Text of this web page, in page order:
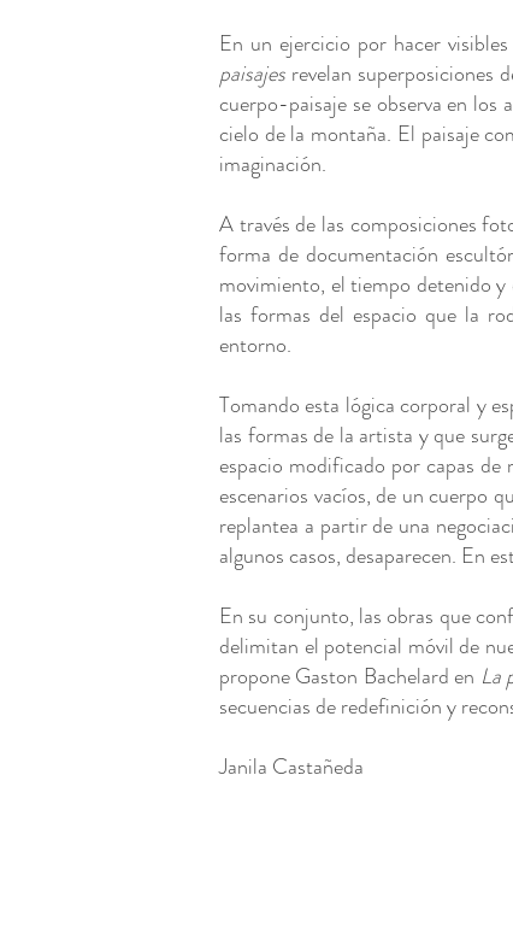
En un ejercicio por hacer
paisajes revelan superposiciones
cuerpo-paisaje se observa en los
cielo de la montaña. El paisaje
imaginación.
A través de las composiciones
forma de documentación
movimiento, el tiempo detenido y
las formas del espacio que la
entorno.
Tomando esta lógica corporal y
las formas de la artista y que
espacio modificado por capas de
escenarios vacíos, de un cuerpo
replantea a partir de una
algunos casos, desaparecen. En
En su conjunto, las obras que
delimitan el potencial móvil de
propone Gaston Bachelard en La
secuencias de redefinición y
Janila Castañeda